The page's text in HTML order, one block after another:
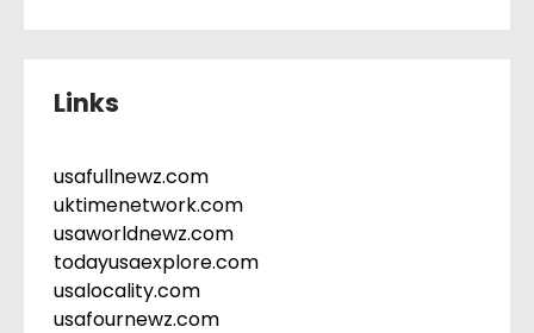
Links
usafullnewz.com
uktimenetwork.com
usaworldnewz.com
todayusaexplore.com
usalocality.com
usafournewz.com